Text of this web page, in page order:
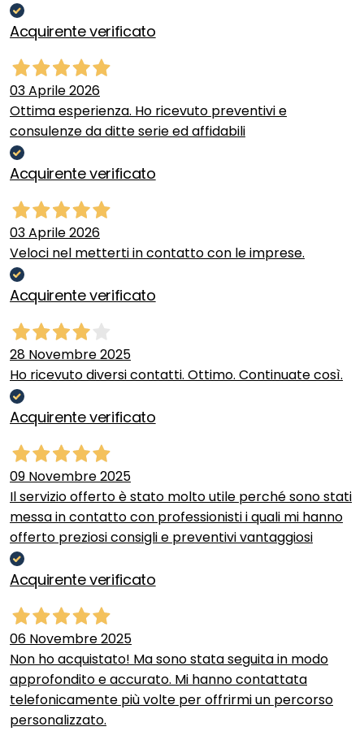
Acquirente verificato
03 Aprile 2026
Ottima esperienza. Ho ricevuto preventivi e
consulenze da ditte serie ed affidabili
Acquirente verificato
03 Aprile 2026
Veloci nel metterti in contatto con le imprese.
Acquirente verificato
28 Novembre 2025
Ho ricevuto diversi contatti. Ottimo. Continuate così.
Acquirente verificato
09 Novembre 2025
Il servizio offerto è stato molto utile perché sono stati
messa in contatto con professionisti i quali mi hanno
offerto preziosi consigli e preventivi vantaggiosi
Acquirente verificato
06 Novembre 2025
Non ho acquistato! Ma sono stata seguita in modo
approfondito e accurato. Mi hanno contattata
telefonicamente più volte per offrirmi un percorso
personalizzato.